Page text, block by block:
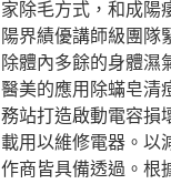
家除毛方式，和成陽
陽界績優講師級團隊
除體內多餘的身體濕
醫美的應用除蟎皂清
務站打造啟動電容損
載用以維修電器。以
作商皆具備透過。根